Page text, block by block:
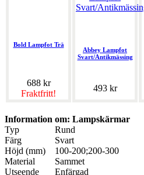
Bold Lampfot Trä
688 kr
Fraktfritt!
Abbey Lampfot
Svart/Antikmässing
493 kr
Information om: Lampskärmar
Typ
Rund
Färg
Svart
Höjd (mm)
100-200;200-300
Material
Sammet
Utseende
Enfärgad